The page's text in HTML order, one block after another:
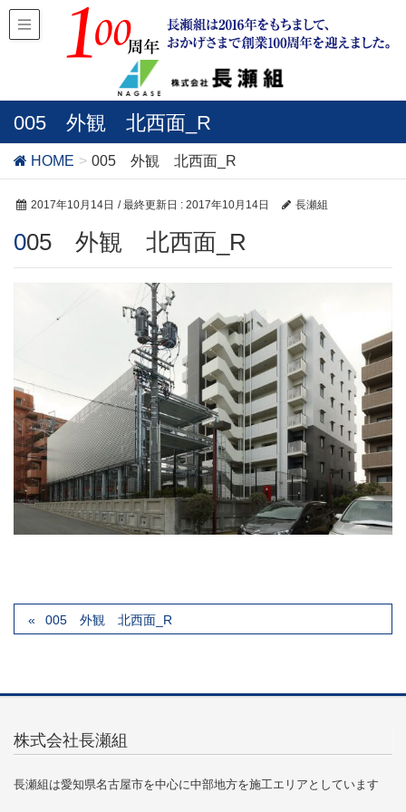
005 外観 北西面_R
HOME 005 外観 北西面_R
2017年10月14日 / 最終更新日 : 2017年10月14日 長瀬組
005 外観 北西面_R
005 外観 北西面_R
株式会社長瀬組
長瀬組は愛知県名古屋市を中心に中部地方を施工エリアとしています